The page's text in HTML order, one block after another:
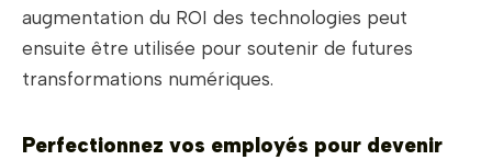
augmentation du ROI des technologies peut
ensuite être utilisée pour soutenir de futures
transformations numériques.
Perfectionnez vos employés pour devenir